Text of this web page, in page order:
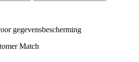
gegevensbescherming
Match